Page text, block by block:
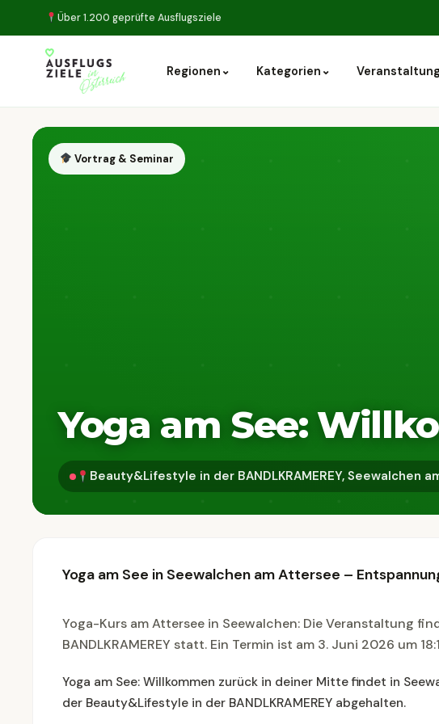
Über 1.200 geprüfte Ausflugsziele
Regionen ⌄ Kategorien ⌄
Vortrag & Seminar
Yoga am See:
Beauty&Lifestyle in der BANDLKRAMEREY, Seewalchen
Yoga am See in Seewalchen am Attersee –
Yoga-Kurs am Attersee in Seewalchen: Die Veranstaltung
BANDLKRAMEREY statt. Ein Termin ist am 3. Juni 2026 um
Yoga am See: Willkommen zurück in deiner Mitte findet in
der Beauty&Lifestyle in der BANDLKRAMEREY abgehalten.